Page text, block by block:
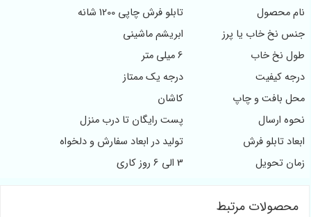
نام محصول
تابلو فرش چاپی 1200 شانه
جنس نخ خاب یا پرز
ابریشم ماشینی
طول نخ خاب
6 میلی متر
درجه کیفیت
درجه یک ممتاز
محل بافت و چاپ
کاشان
نحوه ارسال
پست رایگان تا درب منزل
ابعاد تابلو فرش
تولید در ابعاد سفارش و دلخواه
زمان تحویل
3 الی 6 روز کاری
محصولات مرتبط